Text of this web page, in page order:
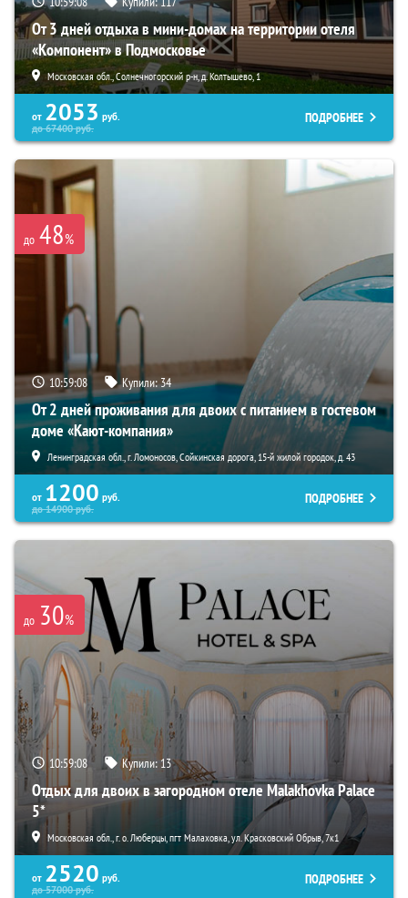
От 3 дней отдыха в мини-домах на территории отеля
«Компонент» в Подмосковье
Московская обл., Солнечногорский р-н, д. Колтышево, 1
от 2053 руб.
до67400руб.
ПОДРОБНЕЕ
до 48%
10:59:07 Купили:34
От 2 дней проживания для двоих с питанием в гостевом
доме «Кают-компания»
Ленинградская обл., г. Ломоносов, Сойкинская дорога, 15-й жилой городок, д. 43
от 1200 руб.
до14900руб.
ПОДРОБНЕЕ
до 30%
10:59:07 Купили:13
Отдых для двоих в загородном отеле Malakhovka Palace
5*
Московская обл., г. о. Люберцы, пгт Малаховка, ул. Красковский Обрыв, 7к1
от 2520 руб.
до57000руб.
ПОДРОБНЕЕ